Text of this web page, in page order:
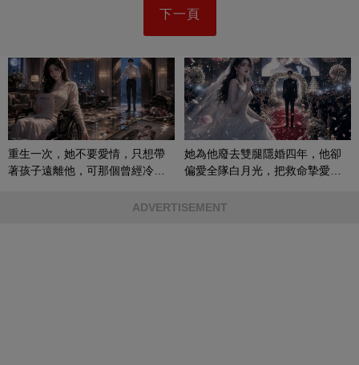
下一頁
重生一次，她不要愛情，只想帶
著孩子遠離他，可那個曾經冷漠
她為他廢去雙腿隱婚四年，他卻
偏愛全隊白月光，把救命摯愛當
ADVERTISEMENT